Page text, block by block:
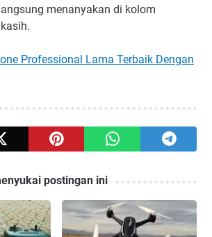
menanyakan di kolom
Professional Lama Terbaik Dengan
postingan ini